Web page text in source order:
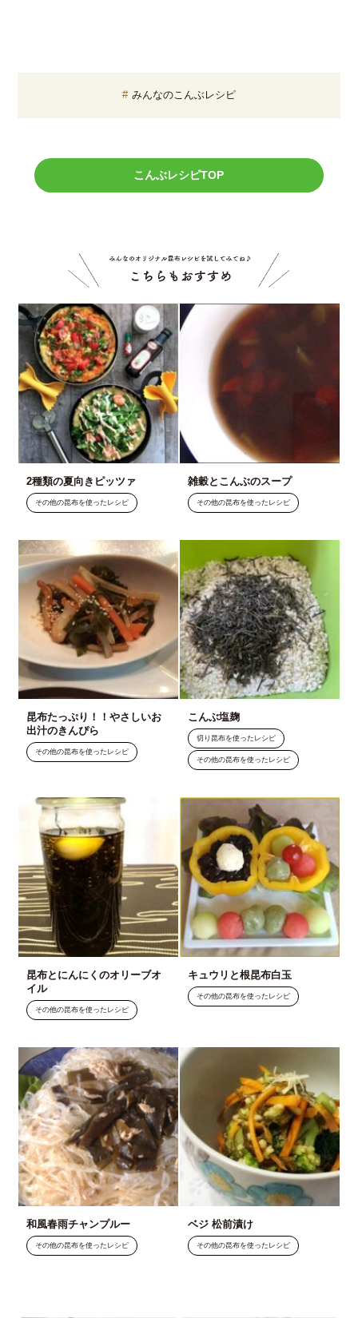
みんなのこんぶレシピ
こんぶレシピTOP
2種類の夏向きピッツァ
その他の昆布を使ったレシピ
雑穀とこんぶのスープ
その他の昆布を使ったレシピ
昆布たっぷり！！やさしいお
出汁のきんぴら
その他の昆布を使ったレシピ
こんぶ塩麹
切り昆布を使ったレシピ
その他の昆布を使ったレシピ
昆布とにんにくのオリーブオ
イル
その他の昆布を使ったレシピ
キュウリと根昆布白玉
その他の昆布を使ったレシピ
和風春雨チャンプルー
その他の昆布を使ったレシピ
ベジ 松前漬け
その他の昆布を使ったレシピ